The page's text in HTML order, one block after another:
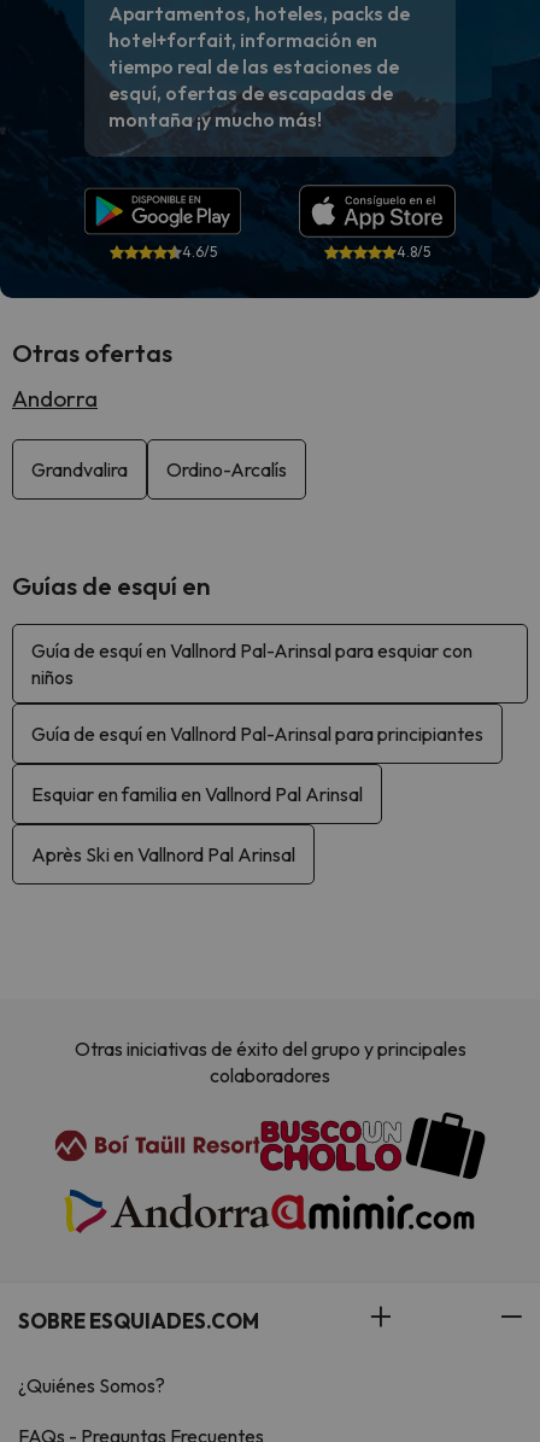
Apartamentos, hoteles, packs de
hotel+forfait, información en
tiempo real de las estaciones de
esquí, ofertas de escapadas de
montaña ¡y mucho más!
4.6/5 4.8/5
Otras ofertas
Andorra
Grandvalira Ordino-Arcalís
Guías de esquí en
Guía de esquí en Vallnord Pal-Arinsal para esquiar con
niños
Guía de esquí en Vallnord Pal-Arinsal para principiantes
Esquiar en familia en Vallnord Pal Arinsal
Après Ski en Vallnord Pal Arinsal
Otras iniciativas de éxito del grupo y principales
colaboradores
SOBRE ESQUIADES.COM
¿Quiénes Somos?
FAQs - Preguntas Frecuentes